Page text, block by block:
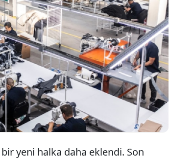
Güzeldağ Tekstil hakkında mahkeme
verdi. Konkordato talebi reddedilen şirket
süreci başlatıldı.
yeni halka daha eklendi. Son